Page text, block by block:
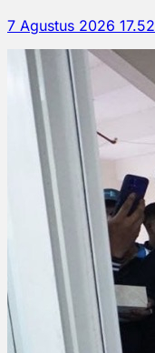
7 Agustus 2026 17.52